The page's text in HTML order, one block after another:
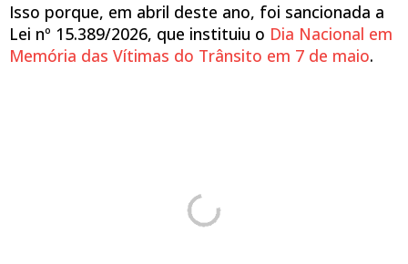
Isso porque, em abril deste ano, foi sancionada a
Lei nº 15.389/2026, que instituiu o Dia Nacional em
Memória das Vítimas do Trânsito em 7 de maio.